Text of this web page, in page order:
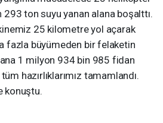
ton suyu yanan alana boşalttı.
25 kilometre yol açarak
fazla büyümeden bir felaketin
1 milyon 934 bin 985 fidan
hazırlıklarımız tamamlandı.
konuştu.